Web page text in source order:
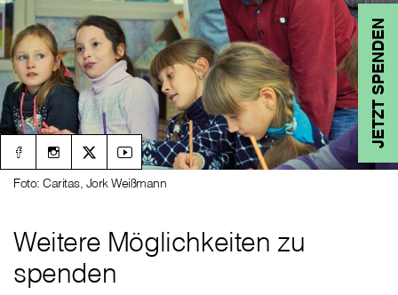
JETZT SPENDEN
Weitere Möglichkeiten zu
spenden
Foto: Caritas, Jork Weißmann